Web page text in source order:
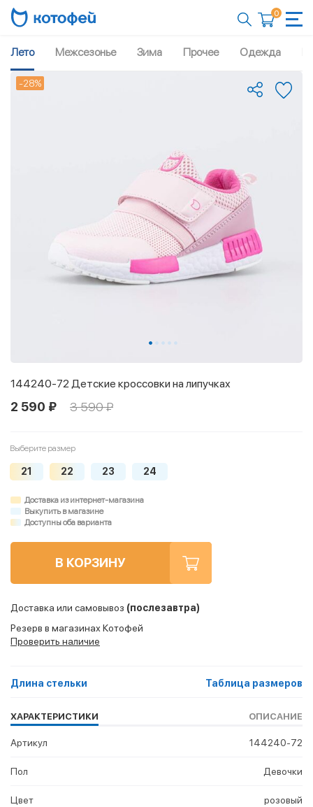
0
Лето Межсезонье Зима Прочее Одежда
-28%
144240-72 Детские кроссовки на липучках
2 590 ₽ 3 590 ₽
Выберите размер
21 22 23 24
Доставка из интернет-магазина
Выкупить в магазине
Доступны оба варианта
В КОРЗИНУ
Доставка или самовывоз (послезавтра)
Резерв в магазинах Котофей
Проверить наличие
Длина стельки Таблица размеров
ХАРАКТЕРИСТИКИ ОПИСАНИЕ
Артикул 144240-72
Пол Девочки
Цвет розовый